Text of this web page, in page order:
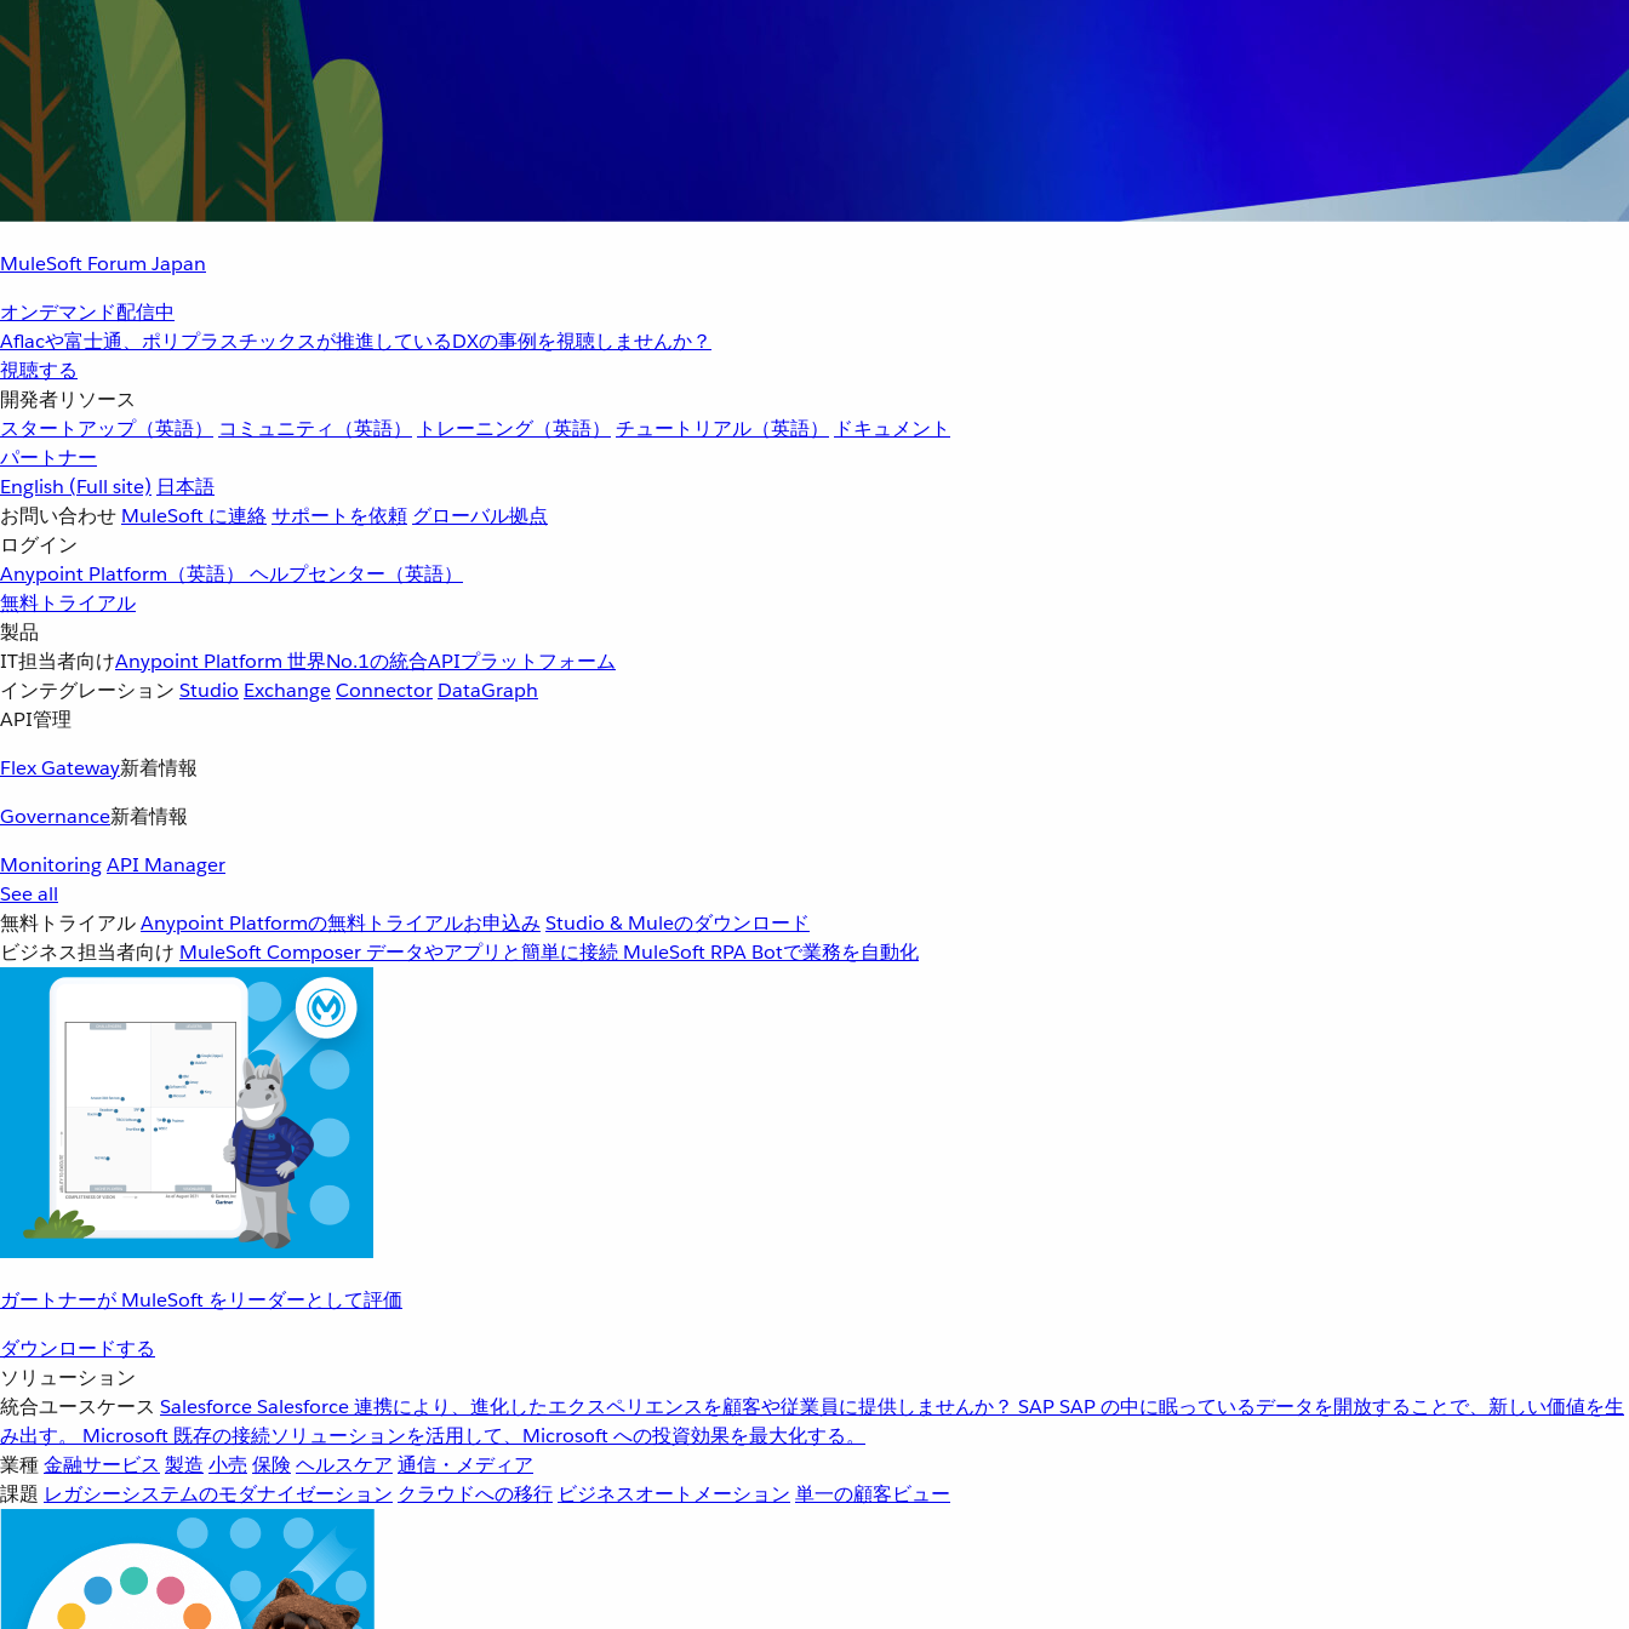
MuleSoft Forum Japan
オンデマンド配信中
Aflacや富士通、ポリプラスチックスが推進しているDXの事例を視聴しませんか？
視聴する
開発者リソース
スタートアップ（英語）
コミュニティ（英語） トレーニング（英語） チュートリアル（英語）
ドキュメント
パートナー
English (Full site) 日本語
お問い合わせ MuleSoft に連絡サポートを依頼 グローバル拠点
ログイン
Anypoint Platform（英語） ヘルプセンター（英語）
無料トライアル
製品
IT担当者向けAnypoint Platform 世界No.1の統合APIプラットフォーム
インテグレーション Studio ExchangeConnector DataGraph
API管理
Flex Gateway新着情報
Governance新着情報
MonitoringAPI Manager
See all
無料トライアルAnypoint Platformの無料トライアルお申込み Studio & Muleのダウンロード
ビジネス担当者向け MuleSoft Composer データやアプリと簡単に接続 MuleSoft RPA Botで業務を自動化
ガートナーが MuleSoft をリーダーとして評価
ダウンロードする
ソリューション
統合ユースケース SalesforceSalesforce 連携により、進化したエクスペリエンスを顧客や従業員に提供しませんか？ SAPSAP の中に眠っているデータを開放することで、新しい価値を生
み出す。
Microsoft 既存の接続ソリューションを活用して、Microsoft への投資効果を最大化する。
業種金融サービス 製造 小売 保険 ヘルスケア 通信・メディア
課題 レガシーシステムのモダナイゼーション クラウドへの移行 ビジネスオートメーション 単一の顧客ビュー